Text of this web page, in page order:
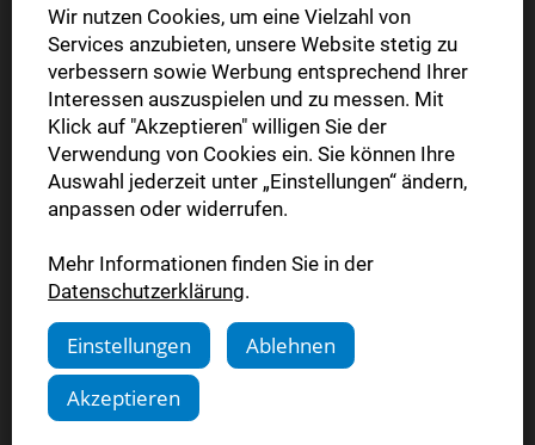
Komplettpaket
Probeabo
Alle Artikel im Web und in der StN-App
Die digitale Ausgabe als E-Paper (Mo.-So.)
Wir nutzen Cookies, um eine Vielzahl von
Services anzubieten, unsere Website stetig zu
verbessern sowie Werbung entsprechend Ihrer
Interessen auszuspielen und zu messen. Mit
Klick auf "Akzeptieren" willigen Sie der
Verwendung von Cookies ein. Sie können Ihre
Auswahl jederzeit unter „Einstellungen“ ändern,
anpassen oder widerrufen.
Mehr Informationen finden Sie in der
Datenschutzerklärung.
Einstellungen
Ablehnen
Akzeptieren